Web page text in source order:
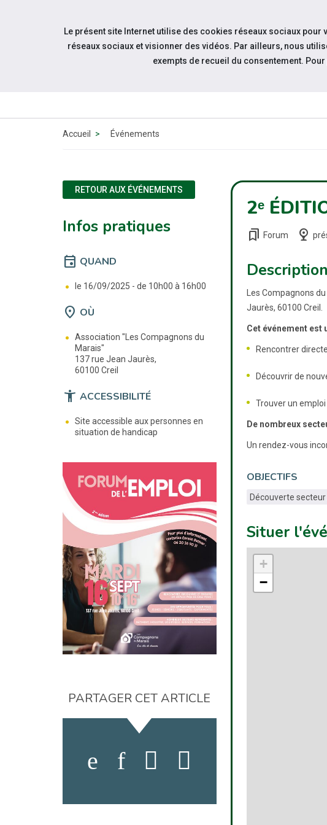
Aller au contenu
Accueil Événements
2ᵉ
bookmarks Forum nest_cam_indoor
Les Compagnons
Jaurès, 60100 Creil.
Cet événement est
Rencontrer
Découvrir de
Trouver un
De nombreux
Un rendez-vous
OBJECTIFS
Découverte
Situer
+
−
RETOUR AUX ÉVÉNEMENTS
Infos pratiques
event QUAND
le 16/09/2025 - de 10h00 à 16h00
location_on OÙ
Association "Les Compagnons du
Marais"
137 rue Jean Jaurès,
60100 Creil
accessibility_new ACCESSIBILITÉ
Site accessible aux personnes en
situation de handicap
PARTAGER CET ARTICLE
Le présent site Internet utilise des cookies réseaux sociaux
réseaux sociaux et visionner des vidéos. Par ailleurs, nous
exempts de recueil du consentement.